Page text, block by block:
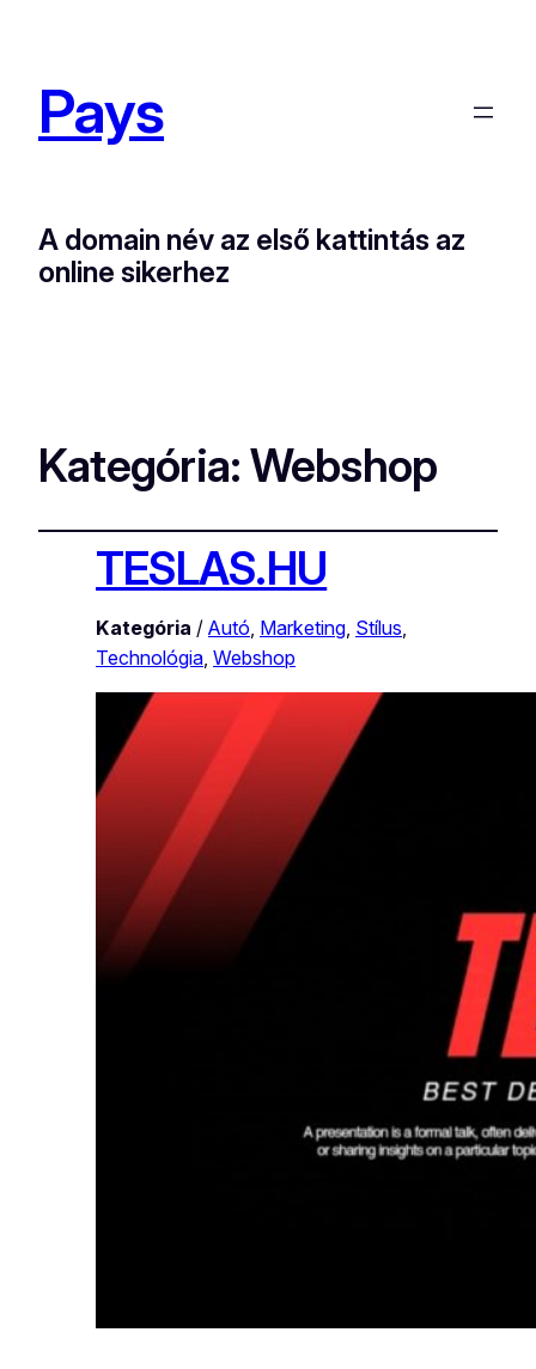
Pays
A domain név az első kattintás az
online sikerhez
Kategória: Webshop
TESLAS.HU
Kategória / Autó Marketing Stílus
Technológia Webshop